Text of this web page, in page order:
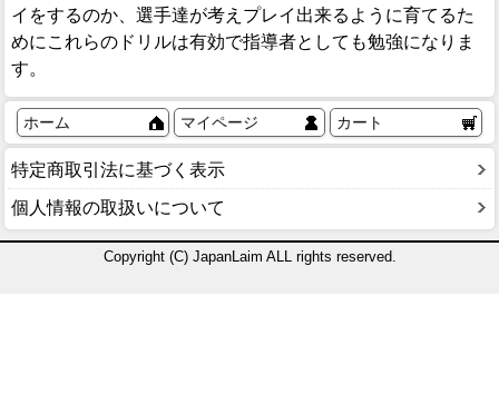
イをするのか、選手達が考えプレイ出来るように育てるた
めにこれらのドリルは有効で指導者としても勉強になりま
す。
ホーム マイページ カート
特定商取引法に基づく表示
個人情報の取扱いについて
Copyright (C) JapanLaim ALL rights reserved.